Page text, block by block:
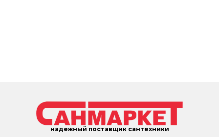
надежный поставщик сантехники